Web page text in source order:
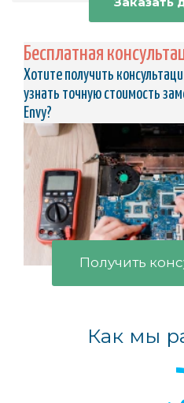
Бесплатная
Хотите получить
узнать точную стоимость
Envy?
Получить
Как мы